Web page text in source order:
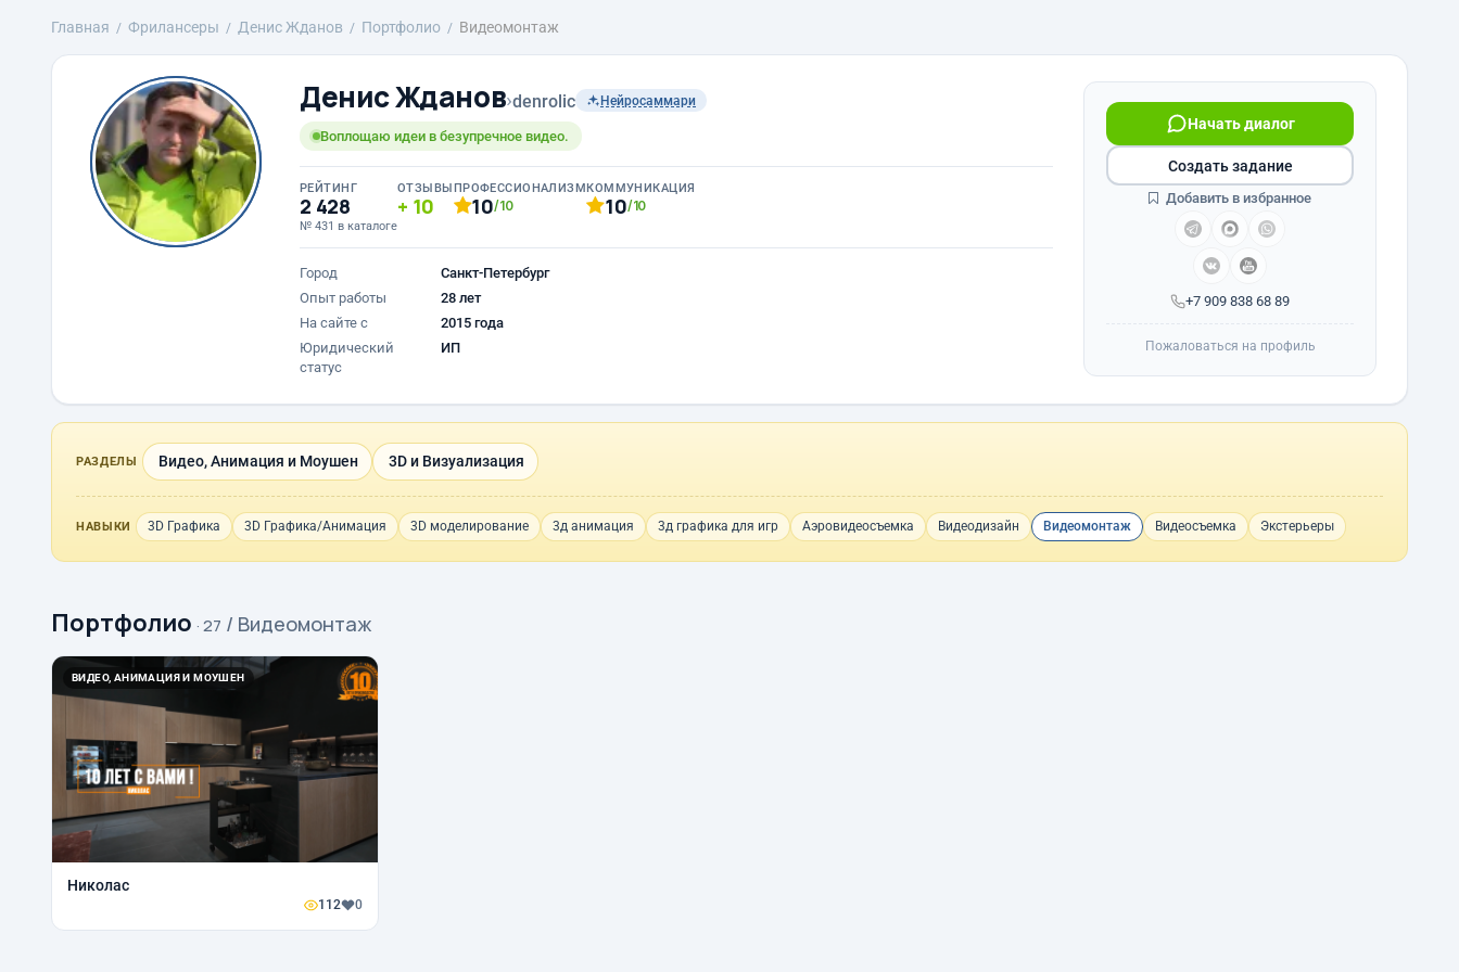
Главная Фрилансеры Денис Жданов Портфолио Видеомонтаж
Денис Жданов›denrolic Нейросаммари
Воплощаю идеи в безупречное видео.
РЕЙТИНГ
2 428
№ 431 в каталоге
ОТЗЫВЫ
10
ПРОФЕССИОНАЛИЗМ
10/10
КОММУНИКАЦИЯ
10/10
Город
Санкт-Петербург
Опыт работы
28 лет
На сайте с
2015 года
Юридический
статус
ИП
+7 909 838 68 89
Начать диалог
Создать задание
Добавить в избранное
Пожаловаться на профиль
РАЗДЕЛЫ Видео, Анимация и Моушен 3D и Визуализация
НАВЫКИ 3D Графика 3D Графика/Анимация 3D моделирование 3д анимация 3д графика для игр Аэровидеосъемка Видеодизайн Видеомонтаж Видеосъемка Экстерьеры
Портфолио · 27 / Видеомонтаж
ВИДЕО, АНИМАЦИЯ И МОУШЕН
Николас
112 0